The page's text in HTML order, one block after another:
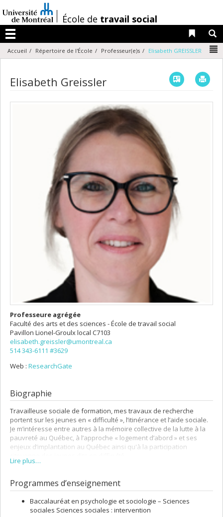
au
contenu
/École de travail social
Menu
Liens
Accueil Répertoire de l'École Professeur(e)s Elisabeth GREISSLER
Elisabeth Greissler Vcard
Professeure agrégée
Faculté des arts et des sciences - École de travail social
Pavillon Lionel-Groulxlocal C7103
elisabeth.greissler@umontreal.ca
514 343-6111 #3629
Web : ResearchGate
Biographie
Travailleuse sociale de formation, mes travaux de recherche
portent sur les jeunes en « difficulté », l’itinérance et l’aide sociale.
Je m’intéresse entre autres à la mémoire collective de la lutte à la
pauvreté au Québec, à l’approche « logement d’abord » et ses
enjeux d’implantation au Québec ainsi qu'à la participation
Lire plus…
Programmes d’enseignement
Baccalauréat en psychologie et sociologie – Sciences
sociales Sciences sociales : intervention